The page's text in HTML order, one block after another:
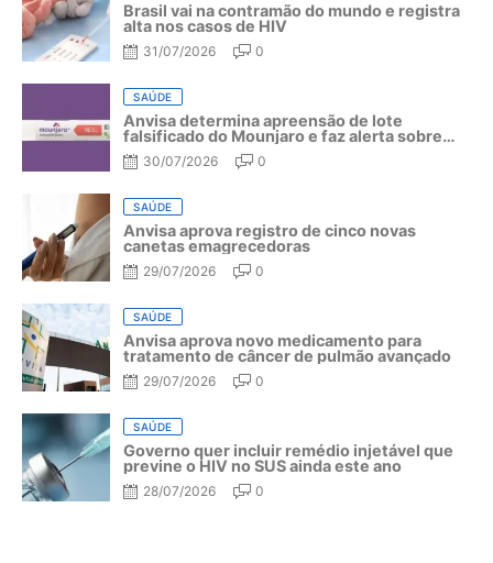
Brasil vai na contramão do mundo e registra
alta nos casos de HIV
31/07/2026 0
SAÚDE
Anvisa determina apreensão de lote
falsificado do Mounjaro e faz alerta sobre
riscos do medicamento
30/07/2026 0
SAÚDE
Anvisa aprova registro de cinco novas
canetas emagrecedoras
29/07/2026 0
SAÚDE
Anvisa aprova novo medicamento para
tratamento de câncer de pulmão avançado
29/07/2026 0
SAÚDE
Governo quer incluir remédio injetável que
previne o HIV no SUS ainda este ano
28/07/2026 0